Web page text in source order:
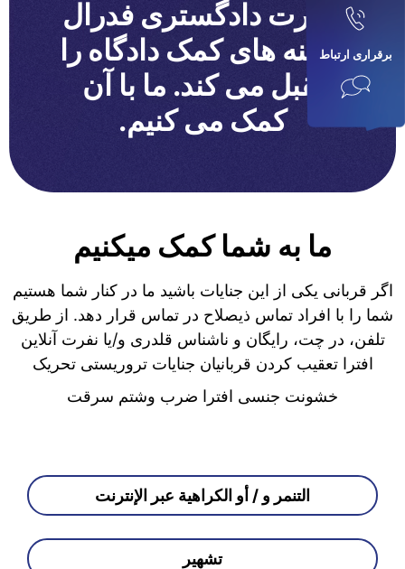
برقراری ارتباط
وزارت دادگستری فدرال
هزینه های کمک دادگاه را
تقبل می کند. ما با آن
کمک می کنیم.
ما به شما کمک میکنیم
اگر قربانی یکی از این جنایات باشید ما در کنار شما هستیم
شما را با افراد تماس ذیصلاح در تماس قرار دهد. از طریق
تلفن، در چت، رایگان و ناشناس قلدری و/یا نفرت آنلاین
افترا تعقیب کردن قربانیان جنایات تروریستی تحریک
خشونت جنسی افترا ضرب وشتم سرقت
التنمر و / أو الكراهية عبر الإنترنت
تشهير